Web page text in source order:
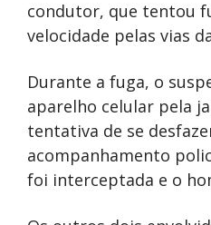
condutor, que tentou
velocidade pelas vias
Durante a fuga, o
aparelho celular pela
tentativa de se
acompanhamento
foi interceptada e o